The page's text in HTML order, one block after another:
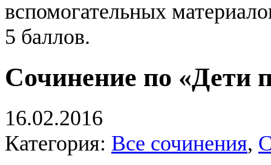
вспомогательных
5 баллов.
Сочинение по «Дети
16.02.2016
Категория: Все сочинения,